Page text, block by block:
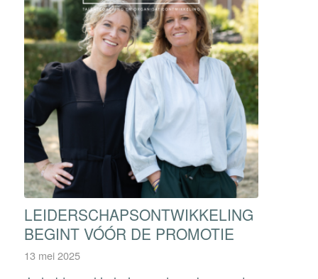
LEIDERSCHAPSONTWIKKELING
BEGINT VÓÓR DE PROMOTIE
13 mei 2025